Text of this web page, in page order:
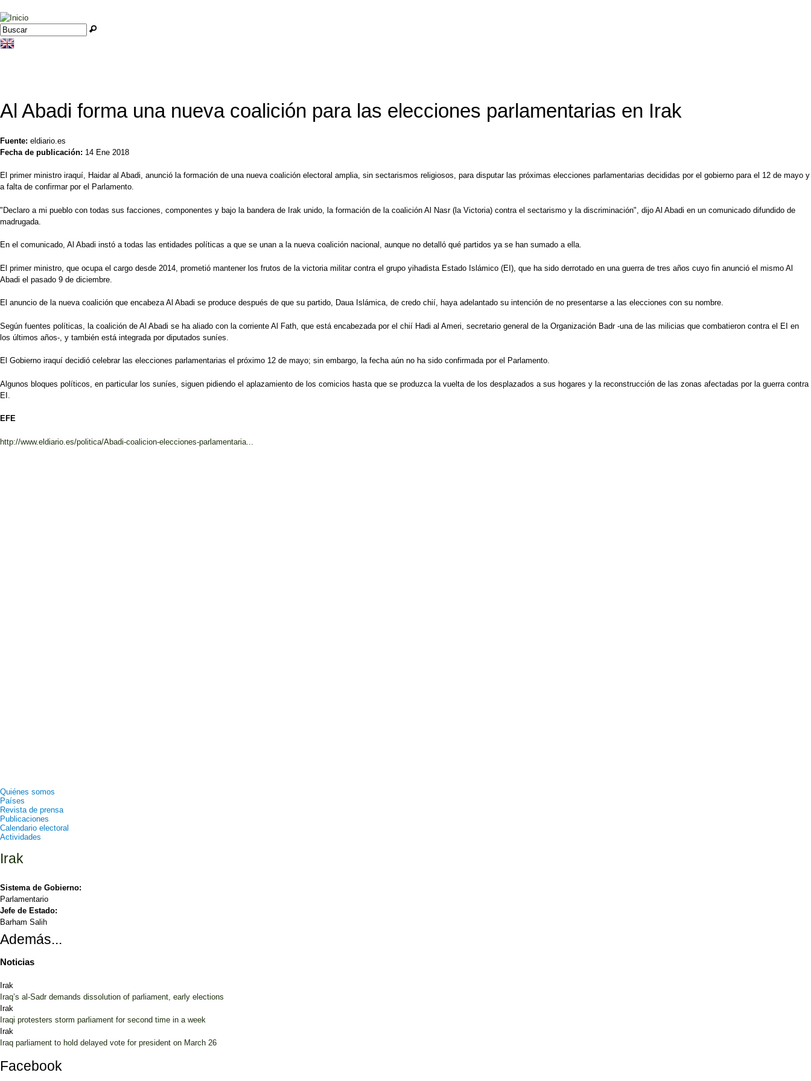
Jump to navigation
Formulario de búsqueda
Buscar
Al Abadi forma una nueva coalición para las elecciones parlamentarias en Irak
Fuente: eldiario.es
Fecha de publicación: 14 Ene 2018
El primer ministro iraquí, Haidar al Abadi, anunció la formación de una nueva coalición electoral amplia, sin sectarismos religiosos, para disputar las próximas elecciones parlamentarias decididas por el gobierno para el 12 de mayo y
a falta de confirmar por el Parlamento.
"Declaro a mi pueblo con todas sus facciones, componentes y bajo la bandera de Irak unido, la formación de la coalición Al Nasr (la Victoria) contra el sectarismo y la discriminación", dijo Al Abadi en un comunicado difundido de
madrugada.
En el comunicado, Al Abadi instó a todas las entidades políticas a que se unan a la nueva coalición nacional, aunque no detalló qué partidos ya se han sumado a ella.
El primer ministro, que ocupa el cargo desde 2014, prometió mantener los frutos de la victoria militar contra el grupo yihadista Estado Islámico (EI), que ha sido derrotado en una guerra de tres años cuyo fin anunció el mismo Al
Abadi el pasado 9 de diciembre.
El anuncio de la nueva coalición que encabeza Al Abadi se produce después de que su partido, Daua Islámica, de credo chií, haya adelantado su intención de no presentarse a las elecciones con su nombre.
Según fuentes políticas, la coalición de Al Abadi se ha aliado con la corriente Al Fath, que está encabezada por el chií Hadi al Ameri, secretario general de la Organización Badr -una de las milicias que combatieron contra el EI en
los últimos años-, y también está integrada por diputados suníes.
El Gobierno iraquí decidió celebrar las elecciones parlamentarias el próximo 12 de mayo; sin embargo, la fecha aún no ha sido confirmada por el Parlamento.
Algunos bloques políticos, en particular los suníes, siguen pidiendo el aplazamiento de los comicios hasta que se produzca la vuelta de los desplazados a sus hogares y la reconstrucción de las zonas afectadas por la guerra contra
EI.
EFE
http://www.eldiario.es/politica/Abadi-coalicion-elecciones-parlamentaria...
Quiénes somos
Países
Revista de prensa
Publicaciones
Calendario electoral
Actividades
Irak
Sistema de Gobierno:
Parlamentario
Jefe de Estado:
Barham Salih
Además...
Noticias
Irak
Iraq’s al-Sadr demands dissolution of parliament, early elections
Irak
Iraqi protesters storm parliament for second time in a week
Irak
Iraq parliament to hold delayed vote for president on March 26
Facebook